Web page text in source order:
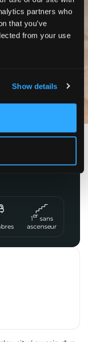
partners who
that you’ve
from your use
Show details
1er sans
ascenseur